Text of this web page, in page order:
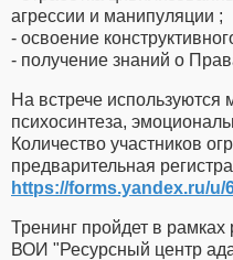
агрессии и манипуляции ;
- освоение
- получение знаний о
На встрече используются
психосинтеза,
Количество участников
предварительная
https://forms.yandex.ru/u/
Тренинг пройдет в
ВОИ "Ресурсный центр